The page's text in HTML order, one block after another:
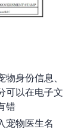
身份信息、
可以在电子文
错
宠物医生名